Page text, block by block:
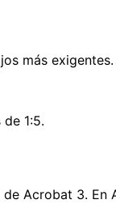
más
1:5.
Acrobat 3. En